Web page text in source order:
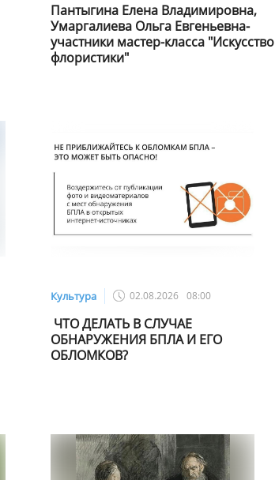
Пантыгина Елена Владимировна,
Умаргалиева Ольга Евгеньевна-
участники мастер-класса "Искусство
флористики"
Культура 02.08.2026 08:00
️ ЧТО ДЕЛАТЬ В СЛУЧАЕ
ОБНАРУЖЕНИЯ БПЛА И ЕГО
ОБЛОМКОВ?